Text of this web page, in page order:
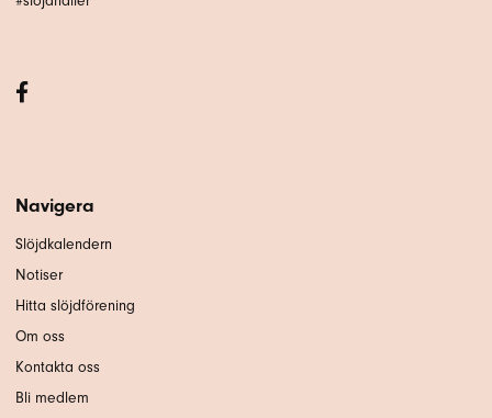
Navigera
Slöjdkalendern
Notiser
Hitta slöjdförening
Om oss
Kontakta oss
Bli medlem